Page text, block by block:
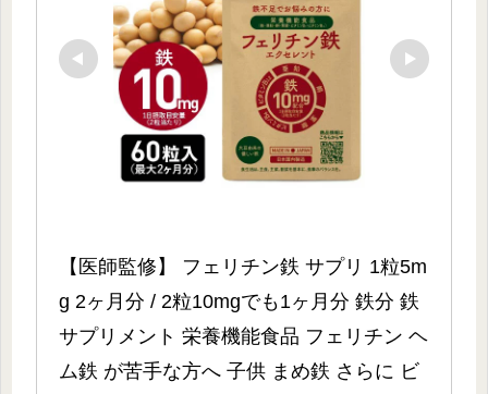
【医師監修】 フェリチン鉄 サプリ 1粒5m
g 2ヶ月分 / 2粒10mgでも1ヶ月分 鉄分 鉄
サプリメント 栄養機能食品 フェリチン ヘ
ム鉄 が苦手な方へ 子供 まめ鉄 さらに ビ